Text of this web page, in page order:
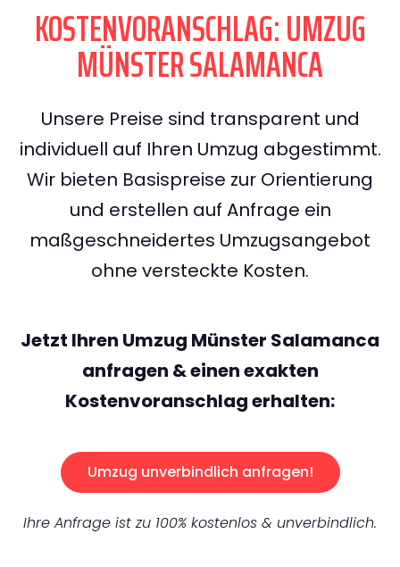
KOSTENVORANSCHLAG: UMZUG
MÜNSTER SALAMANCA
Unsere Preise sind transparent und
individuell auf Ihren Umzug abgestimmt.
Wir bieten Basispreise zur Orientierung
und erstellen auf Anfrage ein
maßgeschneidertes Umzugsangebot
ohne versteckte Kosten.
Jetzt Ihren Umzug Münster Salamanca
anfragen & einen exakten
Kostenvoranschlag erhalten:
Umzug unverbindlich anfragen!
Ihre Anfrage ist zu 100% kostenlos & unverbindlich.